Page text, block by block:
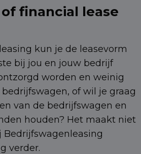
financial lease
kun je de leasevorm
bij jou en jouw bedrijf
worden en weinig
of wil je graag
van de bedrijfswagen en
houden? Het maakt niet
verder.